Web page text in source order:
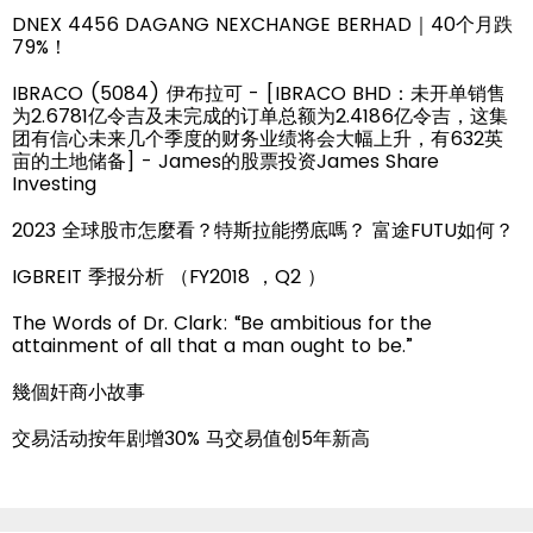
DNEX 4456 DAGANG NEXCHANGE BERHAD｜40个月跌
79%！
IBRACO (5084) 伊布拉可 - [IBRACO BHD：未开单销售
为2.6781亿令吉及未完成的订单总额为2.4186亿令吉，这集
团有信心未来几个季度的财务业绩将会大幅上升，有632英
亩的土地储备] - James的股票投资James Share
Investing
2023 全球股市怎麼看？特斯拉能撈底嗎？ 富途FUTU如何？
IGBREIT 季报分析 （FY2018 ，Q2 ）
The Words of Dr. Clark: “Be ambitious for the
attainment of all that a man ought to be.”
幾個奸商小故事
交易活动按年剧增30% 马交易值创5年新高